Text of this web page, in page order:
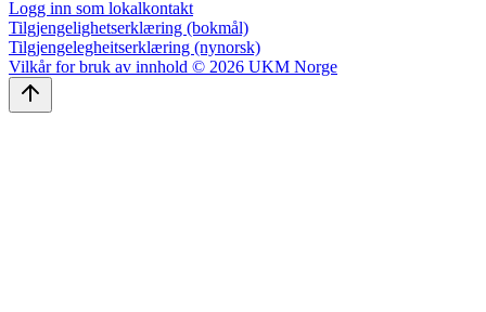
Logg inn som lokalkontakt
Tilgjengelighetserklæring (bokmål)
Tilgjengelegheitserklæring (nynorsk)
Vilkår for bruk av innhold © 2026 UKM Norge